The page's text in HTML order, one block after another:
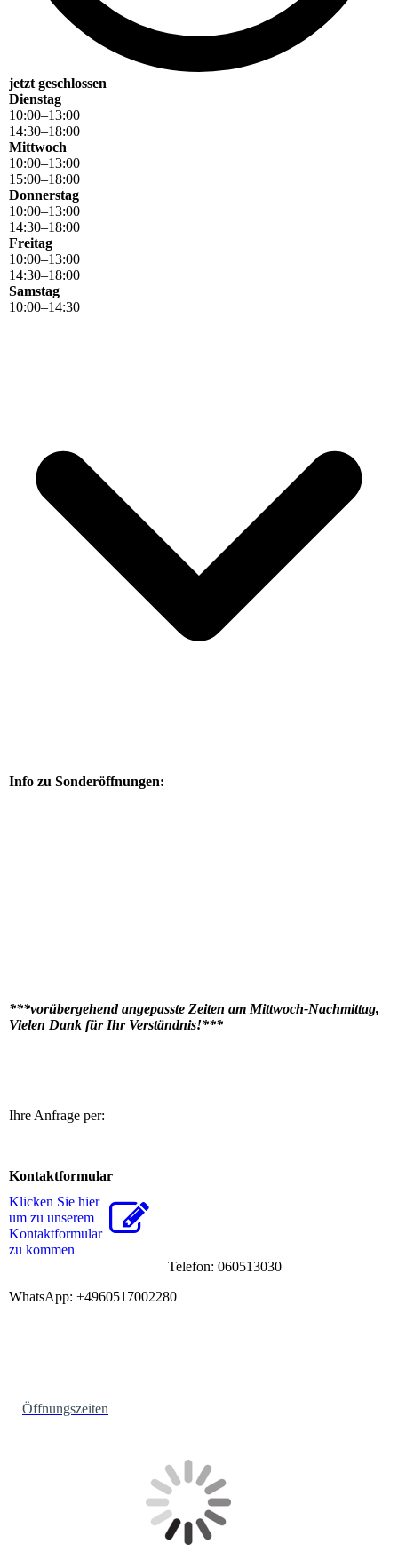
jetzt geschlossen
Dienstag
10:00–13:00
14:30–18:00
Mittwoch
10:00–13:00
15:00–18:00
Donnerstag
10:00–13:00
14:30–18:00
Freitag
10:00–13:00
14:30–18:00
Samstag
10:00–14:30
Info zu Sonderöffnungen:
***vorübergehend angepasste Zeiten am Mittwoch-Nachmittag,
Vielen Dank für Ihr Verständnis!***
Ihre Anfrage per:
Kontaktformular
Klicken Sie hier
um zu unserem
Kon­takt­for­mu­lar
zu kommen
Telefon: 060513030
WhatsApp: +4960517002280
Öffnungszeiten